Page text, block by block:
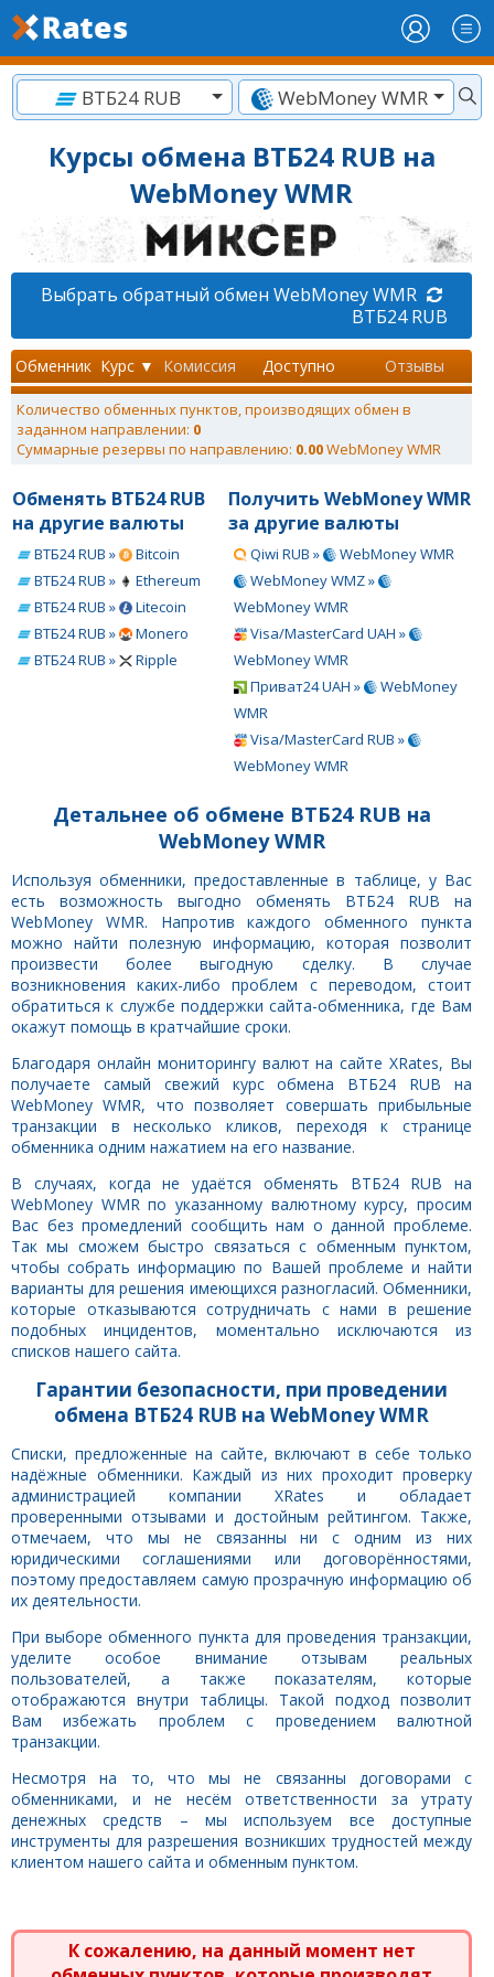
ВТБ24 RUB WebMoney WMR
Курсы обмена ВТБ24 RUB на
WebMoney WMR
Выбрать обратный обмен WebMoney WMR
ВТБ24 RUB
Обменник Курс ▼ Комиссия Доступно Отзывы
Количество обменных пунктов, производящих обмен в
заданном направлении: 0
Суммарные резервы по направлению: 0.00WebMoney WMR
Обменять ВТБ24 RUB
на другие валюты
ВТБ24 RUB »
Bitcoin
ВТБ24 RUB »
Ethereum
ВТБ24 RUB »
Litecoin
ВТБ24 RUB »
Monero
ВТБ24 RUB »
Ripple
Получить WebMoney WMR
за другие валюты
Qiwi RUB »
WebMoney WMR
WebMoney WMZ »
WebMoney WMR
Visa/MasterCard UAH »
WebMoney WMR
Приват24 UAH »
WebMoney
WMR
Visa/MasterCard RUB »
WebMoney WMR
Детальнее об обмене ВТБ24 RUB на
WebMoney WMR
Используя обменники, предоставленные в таблице, у Вас
есть возможность выгодно обменять ВТБ24 RUB на
WebMoney WMR. Напротив каждого обменного пункта
можно найти полезную информацию, которая позволит
произвести более выгодную сделку. В случае
возникновения каких-либо проблем с переводом, стоит
обратиться к службе поддержки сайта-обменника, где Вам
окажут помощь в кратчайшие сроки.
Благодаря онлайн мониторингу валют на сайте XRates, Вы
получаете самый свежий курс обмена ВТБ24 RUB на
WebMoney WMR, что позволяет совершать прибыльные
транзакции в несколько кликов, переходя к странице
обменника одним нажатием на его название.
В случаях, когда не удаётся обменять ВТБ24 RUB на
WebMoney WMR по указанному валютному курсу, просим
Вас без промедлений сообщить нам о данной проблеме.
Так мы сможем быстро связаться с обменным пунктом,
чтобы собрать информацию по Вашей проблеме и найти
варианты для решения имеющихся разногласий. Обменники,
которые отказываются сотрудничать с нами в решение
подобных инцидентов, моментально исключаются из
списков нашего сайта.
Гарантии безопасности, при проведении
обмена ВТБ24 RUB на WebMoney WMR
Списки, предложенные на сайте, включают в себе только
надёжные обменники. Каждый из них проходит проверку
администрацией компании XRates и обладает
проверенными отзывами и достойным рейтингом. Также,
отмечаем, что мы не связанны ни с одним из них
юридическими соглашениями или договорённостями,
поэтому предоставляем самую прозрачную информацию об
их деятельности.
При выборе обменного пункта для проведения транзакции,
уделите особое внимание отзывам реальных
пользователей, а также показателям, которые
отображаются внутри таблицы. Такой подход позволит
Вам избежать проблем с проведением валютной
транзакции.
Несмотря на то, что мы не связанны договорами с
обменниками, и не несём ответственности за утрату
денежных средств – мы используем все доступные
инструменты для разрешения возникших трудностей между
клиентом нашего сайта и обменным пунктом.
К сожалению, на данный момент нет